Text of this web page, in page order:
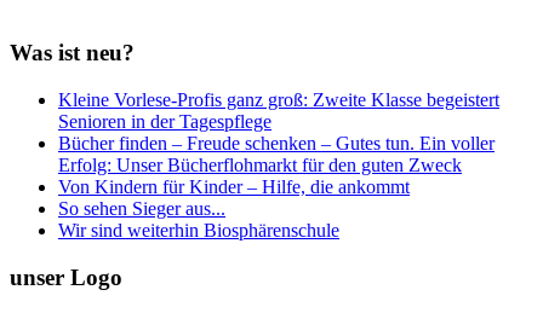
Was ist neu?
Kleine Vorlese-Profis ganz groß: Zweite Klasse begeistert
Senioren in der Tagespflege
Bücher finden – Freude schenken – Gutes tun. Ein voller
Erfolg: Unser Bücherflohmarkt für den guten Zweck
Von Kindern für Kinder – Hilfe, die ankommt
So sehen Sieger aus...
Wir sind weiterhin Biosphärenschule
unser Logo